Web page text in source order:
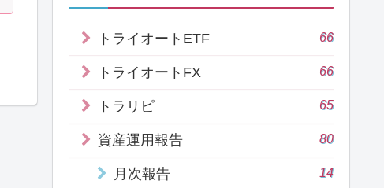
トライオートETF 66
トライオートFX 66
トラリピ 65
資産運用報告 80
月次報告 14